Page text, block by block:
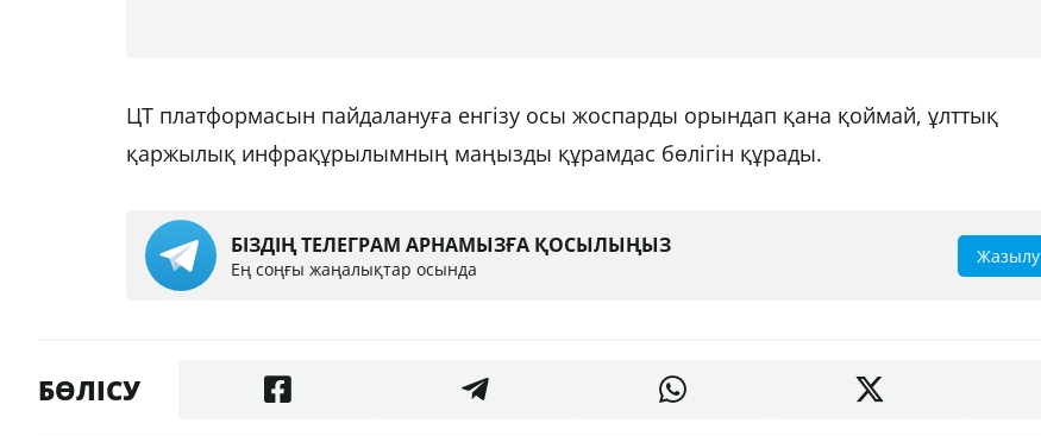
ЦТ платформасын пайдалануға енгізу осы жоспарды орындап қана қоймай, ұлттық
қаржылық инфрақұрылымның маңызды құрамдас бөлігін құрады.
БІЗДІҢ ТЕЛЕГРАМ АРНАМЫЗҒА ҚОСЫЛЫҢЫЗ
Ең соңғы жаңалықтар осында
Жазылу
БӨЛІСУ